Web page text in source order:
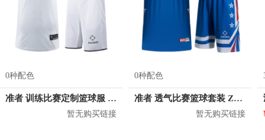
0种配色
准者 训练比赛定制篮球服 Z17110105
暂无购买链接
0种配色
准者 透气比赛篮球套装 Z118210177
暂无购买链接